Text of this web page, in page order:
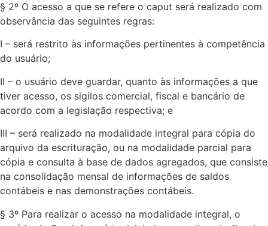
§ 2º O acesso a que se refere o caput será realizado com
observância das seguintes regras:
I – será restrito às informações pertinentes à competência
do usuário;
II – o usuário deve guardar, quanto às informações a que
tiver acesso, os sigilos comercial, fiscal e bancário de
acordo com a legislação respectiva; e
III – será realizado na modalidade integral para cópia do
arquivo da escrituração, ou na modalidade parcial para
cópia e consulta à base de dados agregados, que consiste
na consolidação mensal de informações de saldos
contábeis e nas demonstrações contábeis.
§ 3º Para realizar o acesso na modalidade integral, o